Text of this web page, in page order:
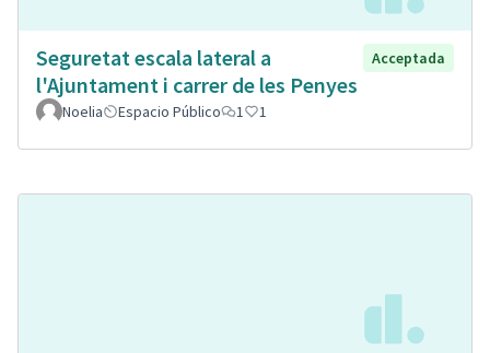
Seguretat escala lateral a
l'Ajuntament i carrer de les Penyes
Acceptada
Noelia Espacio Público 1 1